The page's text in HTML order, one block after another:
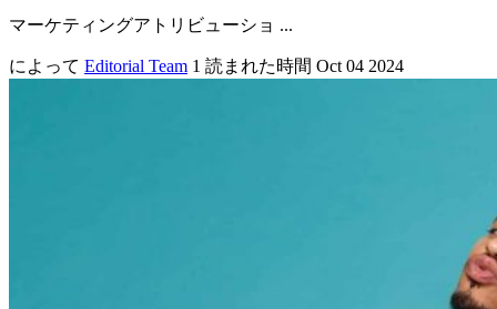
マーケティングアトリビューショ ...
によって Editorial Team 1 読まれた時間 Oct 04 2024